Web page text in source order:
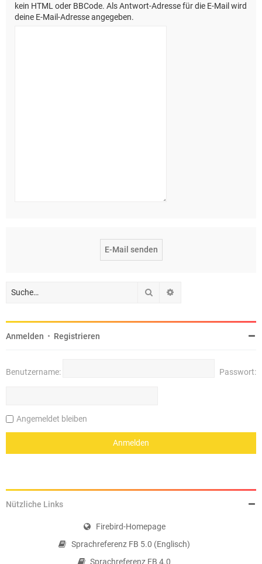
kein HTML oder BBCode. Als Antwort-Adresse für die E-Mail wird
deine E-Mail-Adresse angegeben.
Suche
Anmelden • Registrieren
Benutzername: Passwort:
Angemeldet bleiben
Nützliche Links
Firebird-Homepage
Sprachreferenz FB 5.0 (Englisch)
Sprachreferenz FB 4.0